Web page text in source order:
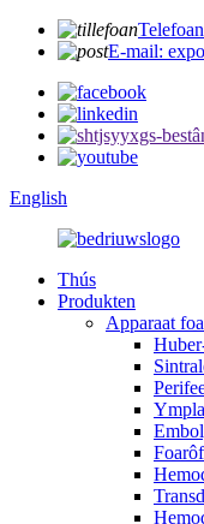
E-mail:
English
Thús
Produkten
Apparaat